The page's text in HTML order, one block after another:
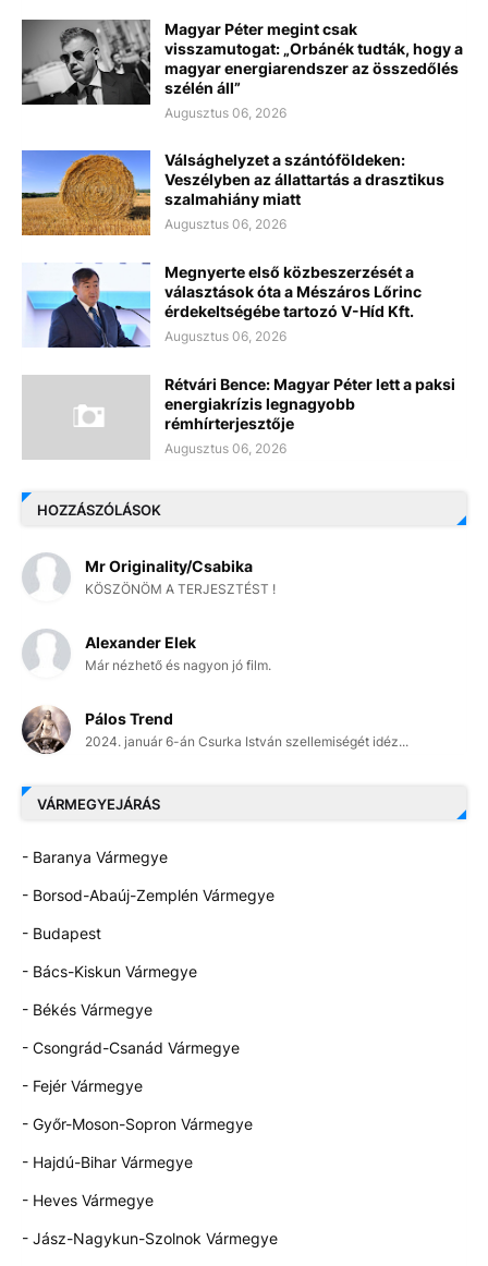
Magyar Péter megint csak
visszamutogat: „Orbánék tudták, hogy a
magyar energiarendszer az összedőlés
szélén áll”
Augusztus 06, 2026
Válsághelyzet a szántóföldeken:
Veszélyben az állattartás a drasztikus
szalmahiány miatt
Augusztus 06, 2026
Megnyerte első közbeszerzését a
választások óta a Mészáros Lőrinc
érdekeltségébe tartozó V-Híd Kft.
Augusztus 06, 2026
Rétvári Bence: Magyar Péter lett a paksi
energiakrízis legnagyobb
rémhírterjesztője
Augusztus 06, 2026
HOZZÁSZÓLÁSOK
Mr Originality/Csabika
KÖSZÖNÖM A TERJESZTÉST !
Alexander Elek
Már nézhető és nagyon jó film.
Pálos Trend
2024. január 6-án Csurka István szellemiségét idéz...
VÁRMEGYEJÁRÁS
- Baranya Vármegye
- Borsod-Abaúj-Zemplén Vármegye
- Budapest
- Bács-Kiskun Vármegye
- Békés Vármegye
- Csongrád-Csanád Vármegye
- Fejér Vármegye
- Győr-Moson-Sopron Vármegye
- Hajdú-Bihar Vármegye
- Heves Vármegye
- Jász-Nagykun-Szolnok Vármegye